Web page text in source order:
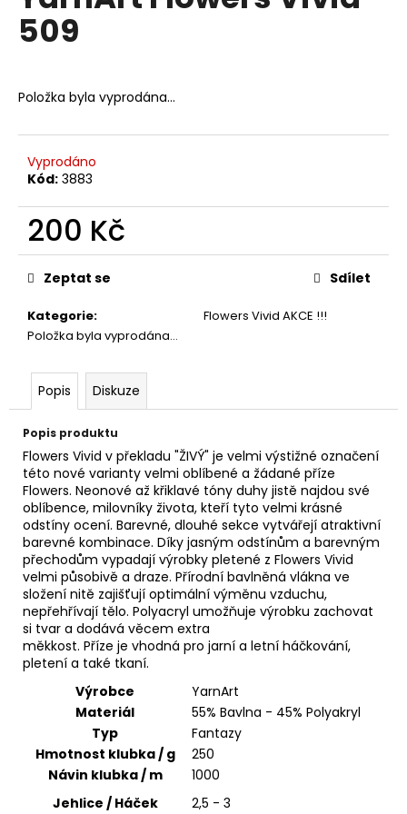
0,0
z509
Položka byla vyprodána…
Vyprodáno
Kód: 3883
200 Kč
Měrná
cena:
Kategorie:
Flowers Vivid AKCE !!!
Položka byla vyprodána…
Zeptat se Sdílet
Popis Diskuze
Popis produktu
Flowers Vivid v překladu "ŽIVÝ" je velmi výstižné označení
této nové varianty velmi oblíbené a žádané příze
Flowers. Neonové až křiklavé tóny duhy jistě najdou své
oblíbence, milovníky života, kteří tyto velmi krásné
odstíny ocení. Barevné, dlouhé sekce vytvářejí atraktivní
barevné kombinace. Díky jasným odstínům a barevným
přechodům vypadají výrobky pletené z Flowers Vivid
velmi působivě a draze. Přírodní bavlněná vlákna ve
složení nitě zajišťují optimální výměnu vzduchu,
nepřehřívají tělo. Polyacryl umožňuje výrobku zachovat
si tvar a dodává věcem extra
měkkost. Příze je vhodná pro jarní a letní háčkování,
pletení a také tkaní.
Výrobce
YarnArt
Materiál
55% Bavlna - 45% Polyakryl
Typ
Fantazy
Hmotnost klubka / g
250
Návin klubka / m
1000
Jehlice / Háček
2,5 - 3
a
j
t
HLEDAT
D
o
p
č
u
j
e
m
e
TULIP
4010
50
Kč